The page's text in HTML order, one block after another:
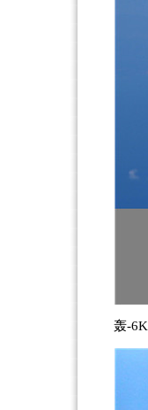
轰-6K